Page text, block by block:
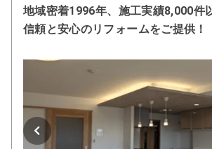
地域密着1996年、施工実績8,000件
信頼と安心のリフォームをご提供！